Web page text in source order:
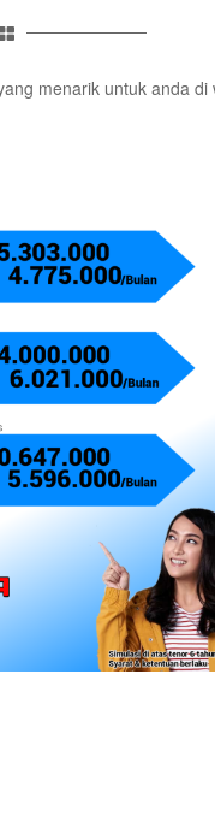
menarik untuk anda di